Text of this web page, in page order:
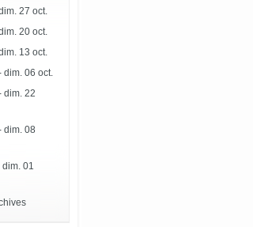
27 oct.
20 oct.
13 oct.
dim. 06 oct.
dim. 22
dim. 08
dim. 01